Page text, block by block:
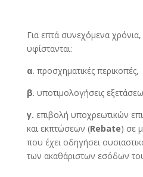
Για επτά συνεχόμενα χρόνια,
υφίστανται:
α. προσχηματικές περικοπές,
β. υποτιμολoγήσεις
γ. επιβολή υποχρεωτικών
και εκπτώσεων (Rebate) σε
που έχει οδηγήσει
των ακαθάριστων εσόδων